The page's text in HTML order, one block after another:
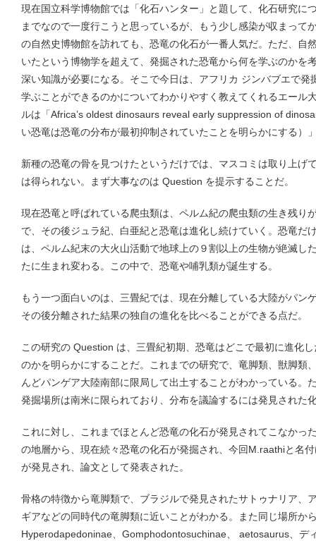
現在国立科学博物館では「化石ハンター」と題して、化石研究に
までなので一度行こうと思っているが、もう少し感染が収まって
の自然史博物館を訪れても、恐竜の化石が一番人気だ。ただ、自
いたという博物学を超えて、発掘された恐竜から何を学ぶのかを
深い知識が必要になる。そこで今日は、アフリカ ジンバブエで発
学ぶことができるのかについてわかりやすく教えてくれるエール
ルは「Africa’s oldest dinosaurs reveal early suppression of
い恐竜は恐竜の分布が最初抑制されていたことを明らかにする）
新種の恐竜の骨を見つけたというだけでは、マスコミは取り上げ
は得られない。まず大事なのは Question を提示することだ。
現在恐竜と呼ばれている爬虫類は、ペルム紀の爬虫類の生き残り
で、その後ジュラ紀、白亜紀と恐竜は進化し続けていく。恐竜だ
は、ペルム紀末の大火山活動で地球上の９割以上の生物が絶滅し
たに生まれ変わる。この中で、恐竜や哺乳類が誕生する。
もう一つ面白いのは、三畳紀では、現在分離している大陸がパン
その後分離された結果の独自の進化を比べることができる点だ。
この研究の Question は、三畳紀初期、恐竜はどこで最初に進化
のかを明らかにすることだ。これまでの研究で、竜脚類、獣脚類
んどパンゲア大陸南部に限局して出土することがわかっている。
発掘場所は南米に限られており、分布を議論するには発見された
これに対し、これまでほとんど恐竜の化石が発見されてこなかっ
の地層から、現在続々恐竜の化石が発掘され、今回M.raathiと名
が発見され、論文として発表された。
骨格の特徴から竜脚類で、ブラジルで発見されたサトゥナリア、
ギアなどの同時代の竜脚類に近いことがわかる。また同じ場所か
Hyperodapedoninae、Gomphodontosuchinae、 aetosaurus、デ